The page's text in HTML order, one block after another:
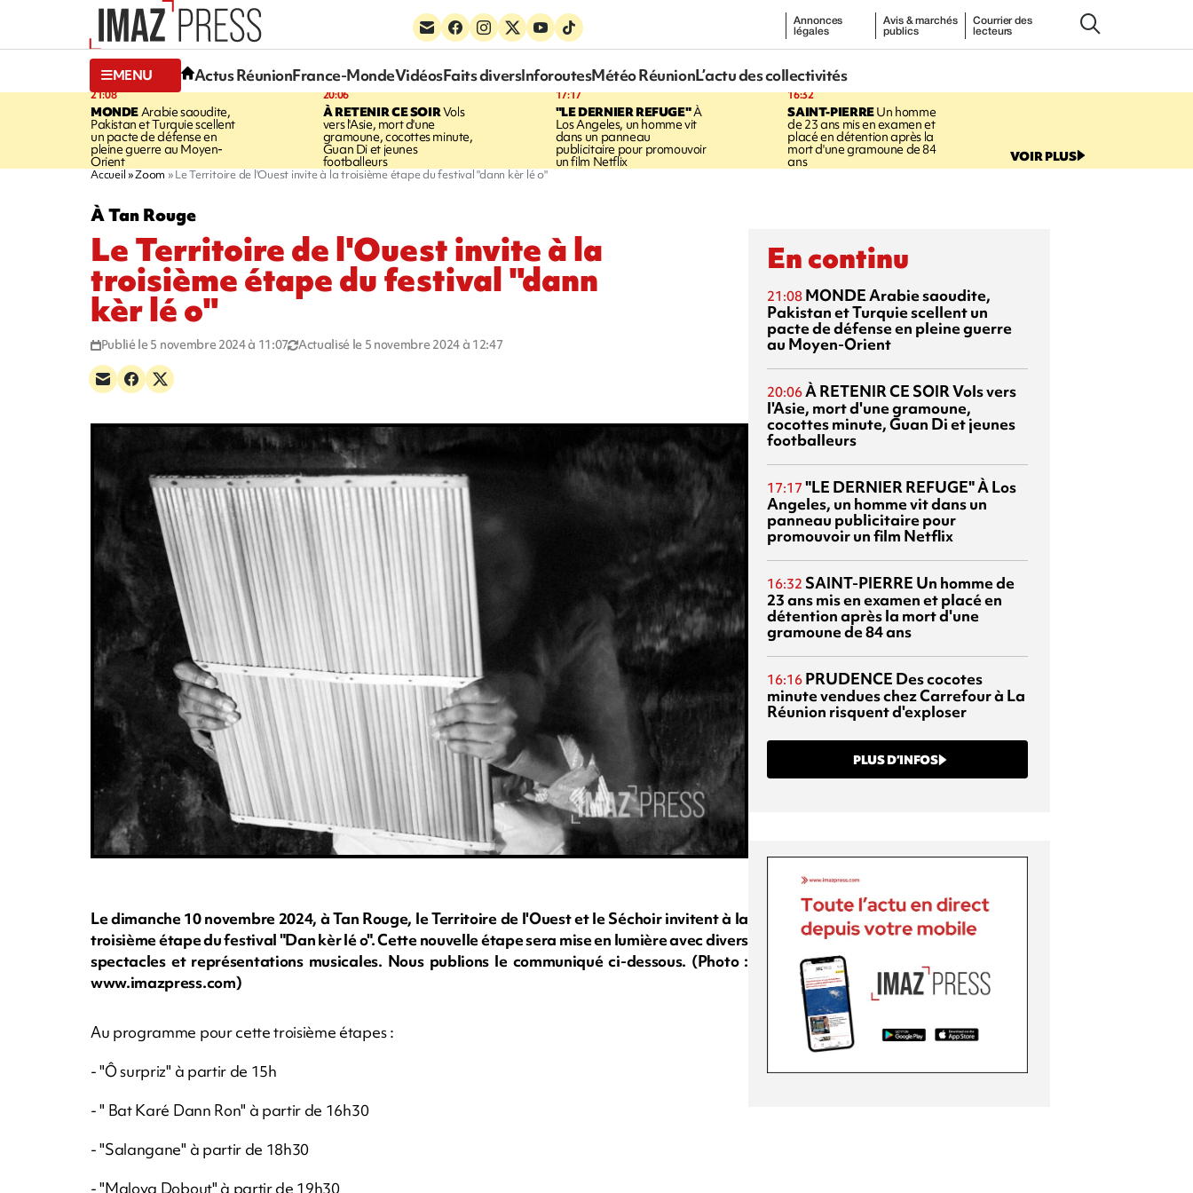
Annonces
légales
Avis & marchés
publics
Courrier des
lecteurs
MENU Actus RéunionFrance-MondeVidéosFaits diversInforoutesMétéo RéunionL’actu des collectivités
21:08
MONDE Arabie saoudite,
Pakistan et Turquie scellent
un pacte de défense en
pleine guerre au Moyen-
Orient
20:06
À RETENIR CE SOIRVols
vers l'Asie, mort d'une
gramoune, cocottes minute,
Guan Di et jeunes
footballeurs
17:17
"LE DERNIER REFUGE"À
Los Angeles, un homme vit
dans un panneau
publicitaire pour promouvoir
un film Netflix
16:32
SAINT-PIERREUn homme
de 23 ans mis en examen et
placé en détention après la
mort d'une gramoune de 84
ans VOIR PLUS
Accueil Zoom Le Territoire de l'Ouest invite à la troisième étape du festival "dann kèr lé o"
À Tan Rouge
Le Territoire de l'Ouest invite à la
troisième étape du festival "dann
kèr lé o"
Publié le 5 novembre 2024 à 11:07 Actualisé le 5 novembre 2024 à 12:47
Le dimanche 10 novembre 2024, à Tan Rouge, le Territoire de l'Ouest et le Séchoir invitent à la
troisième étape du festival "Dan kèr lé o". Cette nouvelle étape sera mise en lumière avec divers
spectacles et représentations musicales. Nous publions le communiqué ci-dessous. (Photo :
www.imazpress.com)
Au programme pour cette troisième étapes :
- "Ô surpriz" à partir de 15h
- " Bat Karé Dann Ron" à partir de 16h30
- "Salangane" à partir de 18h30
- "Maloya Dobout" à partir de 19h30
En continu
21:08 MONDEArabie saoudite,
Pakistan et Turquie scellent un
pacte de défense en pleine guerre
au Moyen-Orient
20:06À RETENIR CE SOIRVols vers
l'Asie, mort d'une gramoune,
cocottes minute, Guan Di et jeunes
footballeurs
17:17 "LE DERNIER REFUGE"À Los
Angeles, un homme vit dans un
panneau publicitaire pour
promouvoir un film Netflix
16:32 SAINT-PIERRE Un homme de
23 ans mis en examen et placé en
détention après la mort d'une
gramoune de 84 ans
16:16 PRUDENCE Des cocotes
minute vendues chez Carrefour à La
Réunion risquent d'exploser
PLUS D’INFOS